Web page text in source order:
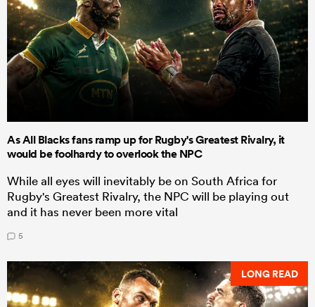
As All Blacks fans ramp up for Rugby's Greatest Rivalry, it
would be foolhardy to overlook the NPC
While all eyes will inevitably be on South Africa for
Rugby's Greatest Rivalry, the NPC will be playing out
and it has never been more vital
5
LONG READ